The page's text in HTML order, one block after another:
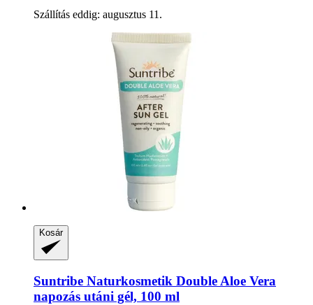
Szállítás eddig: augusztus 11.
Kosár
Suntribe Naturkosmetik Double Aloe Vera
napozás utáni gél, 100 ml